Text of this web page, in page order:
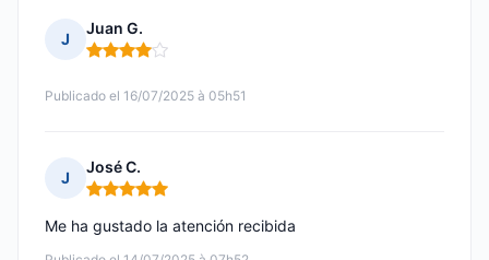
J
Juan G.
Nota: 4 de 5
Publicado el 16/07/2025 à 05h51
J
José C.
Nota: 5 de 5
Me ha gustado la atención recibida